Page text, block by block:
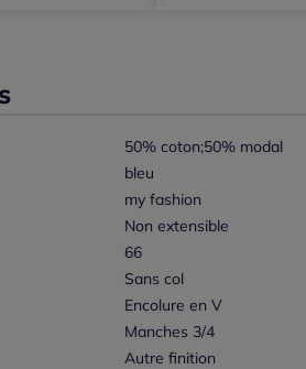
50% coton;50% modal
bleu
my fashion
Non extensible
66
Sans col
Encolure en V
Manches 3/4
Autre finition